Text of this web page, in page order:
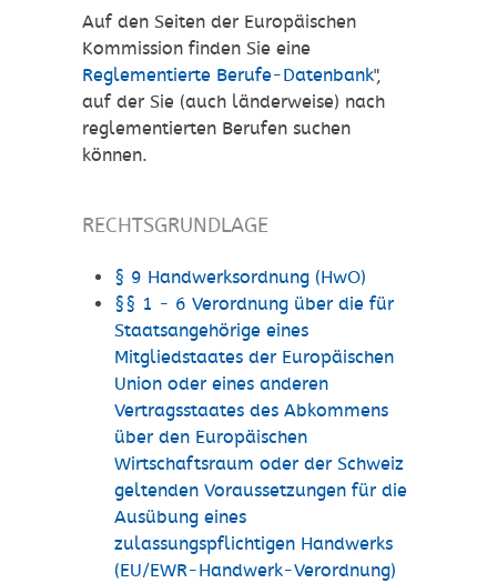
Auf den Seiten der Europäischen
Kommission finden Sie eine
Reglementierte Berufe-Datenbank",
auf der Sie (auch länderweise) nach
reglementierten Berufen suchen
können.
RECHTSGRUNDLAGE
§ 9 Handwerksordnung (HwO)
§§ 1 - 6 Verordnung über die für
Staatsangehörige eines
Mitgliedstaates der Europäischen
Union oder eines anderen
Vertragsstaates des Abkommens
über den Europäischen
Wirtschaftsraum oder der Schweiz
geltenden Voraussetzungen für die
Ausübung eines
zulassungspflichtigen Handwerks
(EU/EWR-Handwerk-Verordnung)